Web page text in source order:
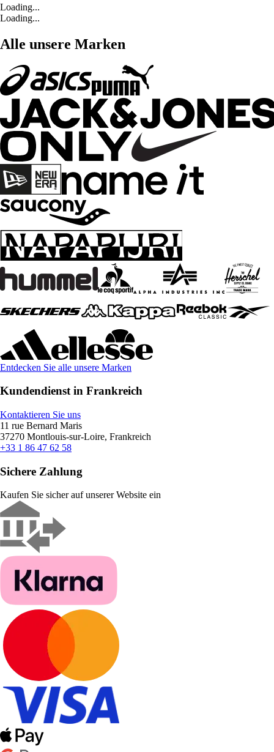
Loading...
Loading...
Alle unsere Marken
Entdecken Sie alle unsere Marken
Kundendienst in Frankreich
Kontaktieren Sie uns
11 rue Bernard Maris
37270 Montlouis-sur-Loire, Frankreich
+33 1 86 47 62 58
Sichere Zahlung
Kaufen Sie sicher auf unserer Website ein